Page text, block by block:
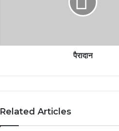
पैरादान
Related Articles